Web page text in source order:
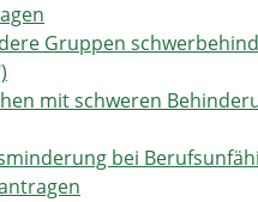
Gruppen
mit schweren
bei